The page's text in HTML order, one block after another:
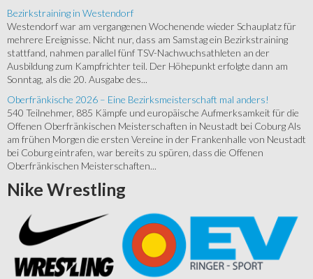
Bezirkstraining in Westendorf
Westendorf war am vergangenen Wochenende wieder Schauplatz für
mehrere Ereignisse. Nicht nur, dass am Samstag ein Bezirkstraining
stattfand, nahmen parallel fünf TSV-Nachwuchsathleten an der
Ausbildung zum Kampfrichter teil. Der Höhepunkt erfolgte dann am
Sonntag, als die 20. Ausgabe des...
Oberfränkische 2026 – Eine Bezirksmeisterschaft mal anders!
540 Teilnehmer, 885 Kämpfe und europäische Aufmerksamkeit für die
Offenen Oberfränkischen Meisterschaften in Neustadt bei Coburg Als
am frühen Morgen die ersten Vereine in der Frankenhalle von Neustadt
bei Coburg eintrafen, war bereits zu spüren, dass die Offenen
Oberfränkischen Meisterschaften...
Nike Wrestling